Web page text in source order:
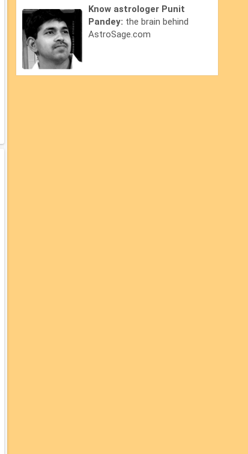
Know astrologer Punit
Pandey: the brain behind
AstroSage.com